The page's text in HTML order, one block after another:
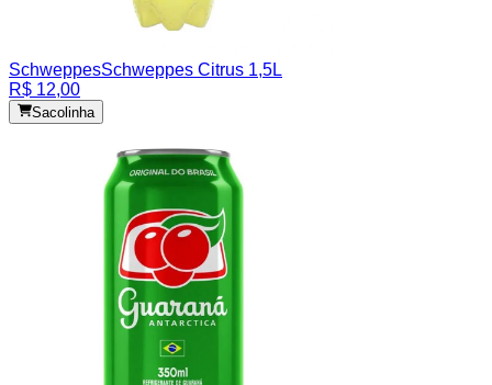
SchweppesSchweppes Citrus 1,5L
R$ 12,00
Sacolinha